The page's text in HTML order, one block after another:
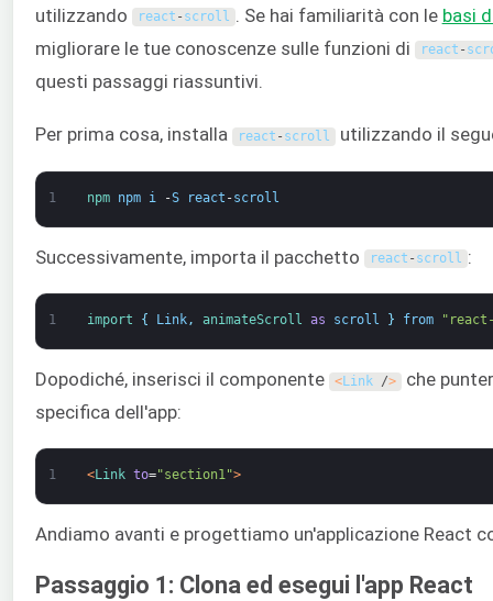
utilizzando
react - scroll . Se hai familiarità con le basi
migliorare le tue conoscenze sulle funzioni di
react -
questi passaggi riassuntivi.
Per prima cosa, installa react - scroll utilizzando il
1 npm npm i -S react -scroll
Successivamente, importa il pacchetto react - scroll :
1 import { Link, animateScroll as scroll } from
Dopodiché, inserisci il componente <Link /> che
specifica dell'app:
1 <Link to="section1">
Andiamo avanti e progettiamo un'applicazione React
Passaggio 1: Clona ed esegui l'app React